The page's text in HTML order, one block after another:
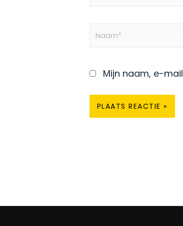
Naam*
Mijn naam, e-